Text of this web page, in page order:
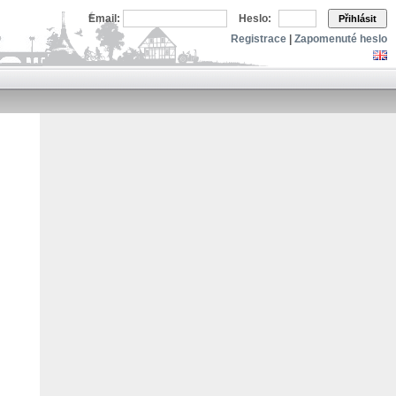
Email: Heslo: Přihlásit
Registrace Zapomenuté heslo